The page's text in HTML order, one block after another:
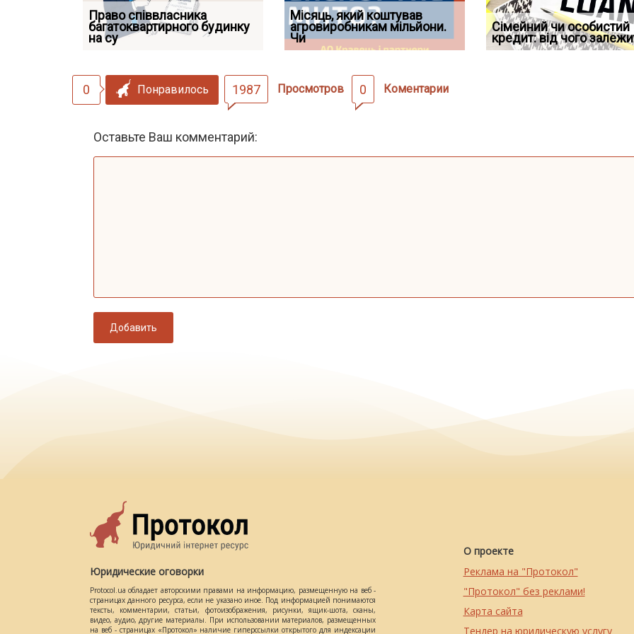
Право співвласника
багатоквартирного будинку
на су
Якщо суд встановив для
відшкодування шкоди
наявніс
Документи, на яких не
проставляється апостиль:
пер
ФУНДАМЕНТАЛЬНА
ПРОБЛЕМА «СУДОВОЇ
ПРАКТИКИ», АБО ПР
Місяць, який коштував
агровиробникам мільйони.
Чи
Огляд практики ВС від
Ростислава Кравця, що
опублі
Чи потрібна ФОП печатка у
2026 році: правила засто
Сімейний чи особистий
кредит: від чого
Восьмий ААС
підтвердив, що
скас
0 Понравилось 1987 Просмотров 0 Коментарии
Оставьте Ваш комментарий:
Добавить
Юридические оговорки
Protocol.ua обладает авторскими правами на информацию, размещенную на веб -
страницах данного ресурса, если не указано иное. Под информацией понимаются
тексты, комментарии, статьи, фотоизображения, рисунки, ящик-шота, сканы,
видео, аудио, другие материалы. При использовании материалов, размещенных
на веб - страницах «Протокол» наличие гиперссылки открытого для индексации
О проекте
Реклама на "Протокол"
"Протокол" без реклами!
Карта сайта
Тендер на юридическую услугу